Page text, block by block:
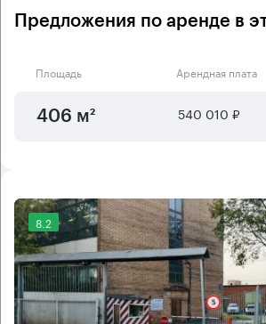
Предложения по аренде в
Площадь Арендная плата
406 м² 540 010 ₽
8.2